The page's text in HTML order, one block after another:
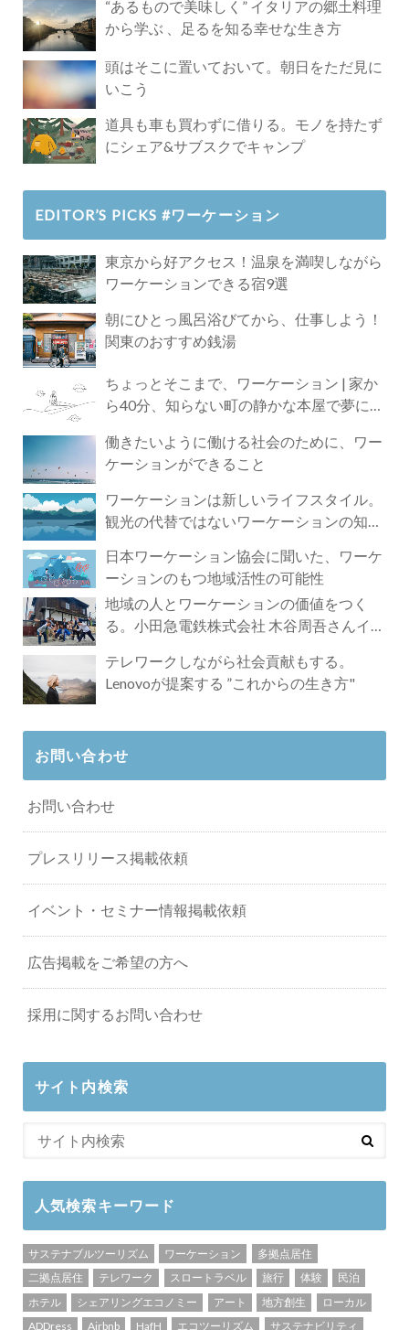
“あるもので美味しく” イタリアの郷土料理
から学ぶ 、足るを知る幸せな生き方
頭はそこに置いておいて。朝日をただ見に
いこう
道具も車も買わずに借りる。モノを持たず
にシェア&サブスクでキャンプ
EDITOR’S PICKS #ワーケーション
東京から好アクセス！温泉を満喫しながら
ワーケーションできる宿9選
朝にひとっ風呂浴びてから、仕事しよう！
関東のおすすめ銭湯
ちょっとそこまで、ワーケーション | 家か
ら40分、知らない町の静かな本屋で夢に近
働きたいように働ける社会のために、ワー
ケーションができること
ワーケーションは新しいライフスタイル。
観光の代替ではないワーケーションの知ら
日本ワーケーション協会に聞いた、ワーケ
ーションのもつ地域活性の可能性
地域の人とワーケーションの価値をつく
る。小田急電鉄株式会社 木谷周吾さんイン
テレワークしながら社会貢献もする。
Lenovoが提案する ”これからの生き方"
お問い合わせ
お問い合わせ
プレスリリース掲載依頼
イベント・セミナー情報掲載依頼
広告掲載をご希望の方へ
採用に関するお問い合わせ
サイト内検索
人気検索キーワード
サステナブルツーリズム ワーケーション
多拠点居住
二拠点居住
テレワーク スロートラベル 旅行 体験
民泊
ホテル
シェアリングエコノミー アート 地方創生
ローカル
ADDress
Airbnb HafH エコツーリズム サステナビリティ